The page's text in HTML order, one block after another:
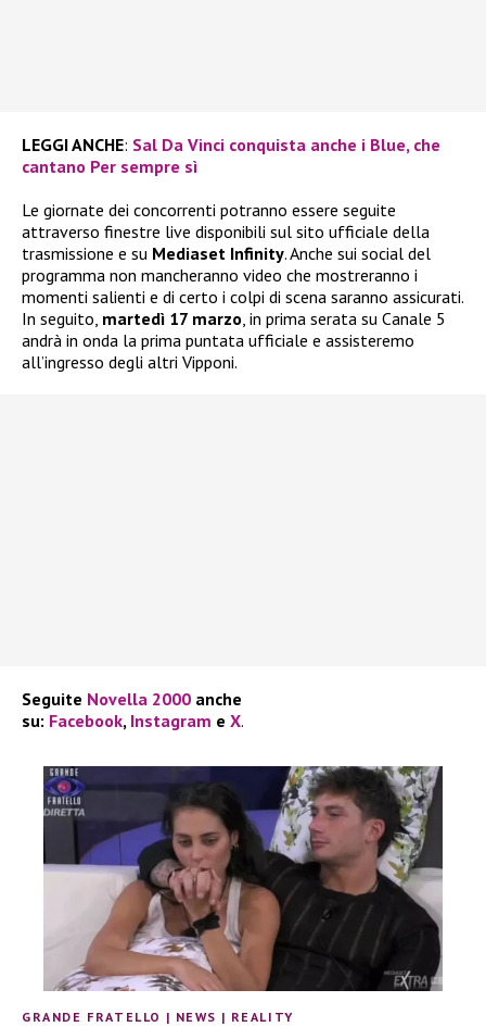
LEGGI ANCHE: Sal Da Vinci conquista anche i Blue, che
cantano Per sempre sì
Le giornate dei concorrenti potranno essere seguite
attraverso finestre live disponibili sul sito ufficiale della
trasmissione e su Mediaset Infinity. Anche sui social del
programma non mancheranno video che mostreranno i
momenti salienti e di certo i colpi di scena saranno assicurati.
In seguito, martedì 17 marzo, in prima serata su Canale 5
andrà in onda la prima puntata ufficiale e assisteremo
all’ingresso degli altri Vipponi.
Seguite Novella 2000 anche
su: Facebook, Instagram e X.
GRANDE FRATELLO | NEWS | REALITY